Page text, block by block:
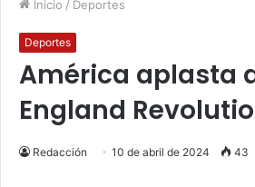
Inicio / Deportes
Deportes
América aplasta
England
Redacción 10 de abril de 2024 43